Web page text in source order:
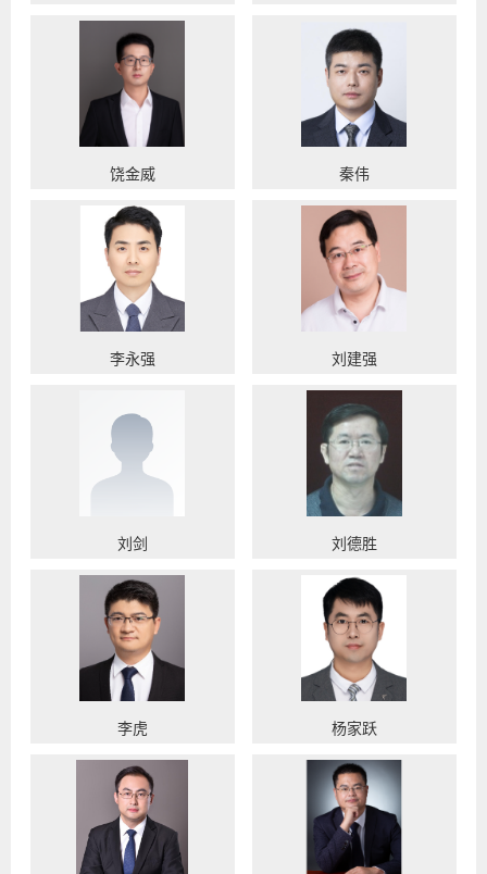
饶金威 秦伟
李永强 刘建强
刘剑 刘德胜
李虎 杨家跃